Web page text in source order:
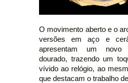
O movimento aberto e o
versões em aço e
apresentam um
dourado, trazendo um
vívido ao relógio, ao
que destacam o trabalho